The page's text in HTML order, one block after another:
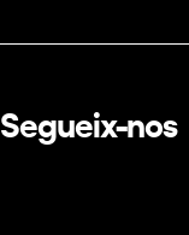
Segueix-nos